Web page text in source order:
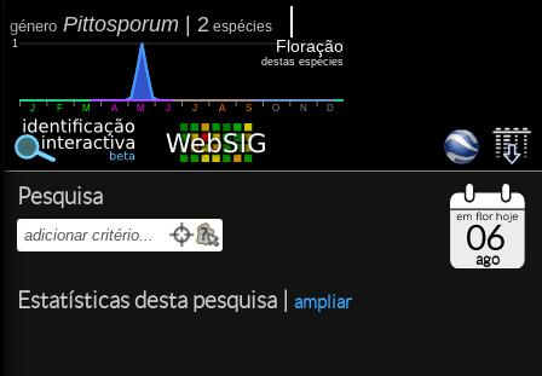
género Pittosporum 2 espécies
1
J F M A M J J A S O N D
Floração
destas espécies
Pesquisa
Estatísticas desta pesquisa | ampliar
06
ago